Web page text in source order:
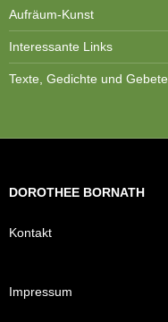
Aufräum-Kunst
Interessante Links
Texte, Gedichte und Gebete
DOROTHEE BORNATH
Kontakt
Impressum